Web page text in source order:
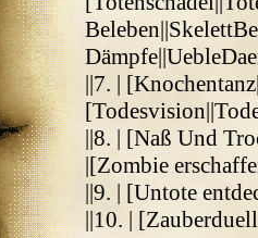
||7. |
||8. | [Naß Und
|[Zombie
||9. | [Untote
||10. |